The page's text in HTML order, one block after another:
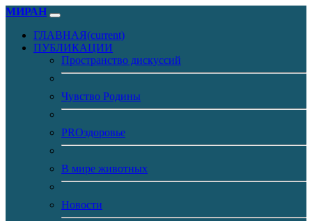
МИРАН
ГЛАВНАЯ(current)
ПУБЛИКАЦИИ
Пространство дискуссий
Чувство Родины
PROздоровье
В мире животных
Новости